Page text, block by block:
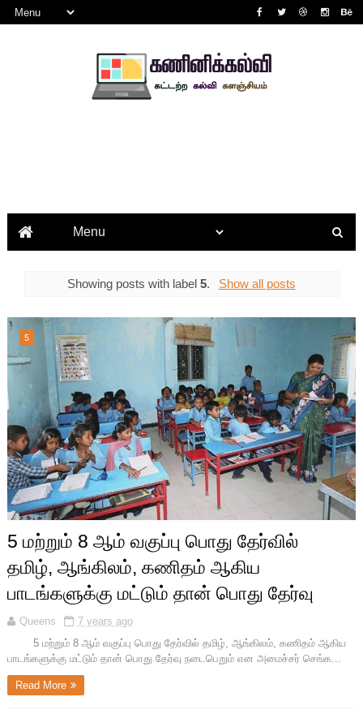
Showing posts with label5. Show all posts
5
5 மற்றும் 8 ஆம் வகுப்பு பொது தேர்வில்
தமிழ், ஆங்கிலம், கணிதம் ஆகிய
பாடங்களுக்கு மட்டும் தான் பொது தேர்வு
Queens
7 years ago
5 மற்றும் 8 ஆம் வகுப்பு பொது தேர்வில் தமிழ், ஆங்கிலம், கணிதம் ஆகிய
பாடங்களுக்கு மட்டும் தான் பொது தேர்வு நடைபெறும் என அமைச்சர் செங்க...
Read More